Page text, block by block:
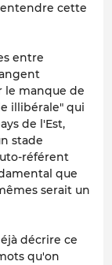
cette
entre
le manque de
illibérale" qui
de l'Est,
stade
référent
que
serait un
décrire ce
qu'on